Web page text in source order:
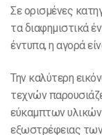
Σε ορισμένες
τα διαφημιστικά
έντυπα, η αγορά
Την καλύτερη
τεχνών
εύκαμπτων
εξωστρέφειας